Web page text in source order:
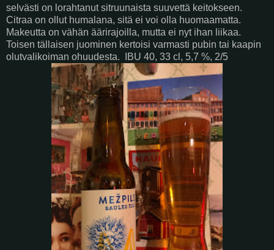
selvästi on lorahtanut sitruunaista suuvettä keitokseen.
Citraa on ollut humalana, sitä ei voi olla huomaamatta.
Makeutta on vähän äärirajoilla, mutta ei nyt ihan liikaa.
Toisen tällaisen juominen kertoisi varmasti pubin tai kaapin
olutvalikoiman ohuudesta. IBU 40, 33 cl, 5,7 %, 2/5